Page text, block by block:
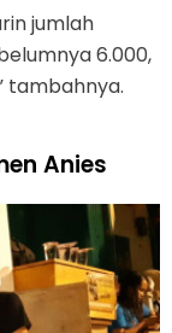
jumlah
6.000,
tambahnya.
Anies